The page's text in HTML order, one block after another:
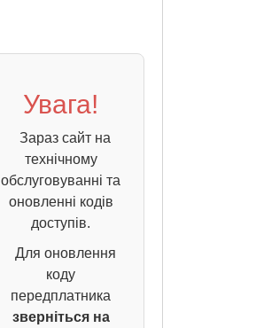
Увага!
Зараз сайт на
технічному
обслуговуванні та
оновленні кодів
доступів.
Для оновлення
коду
передплатника
зверніться на